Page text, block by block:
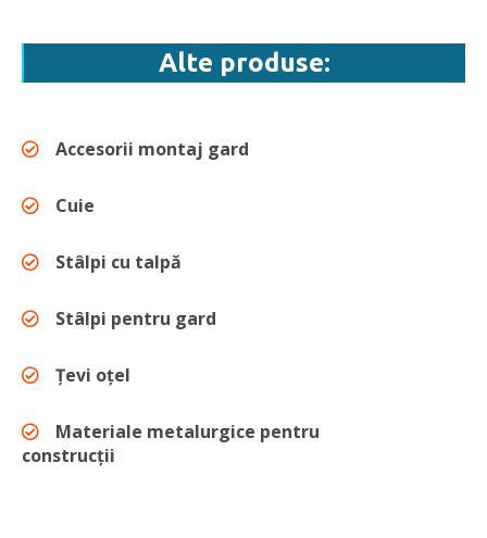
Alte produse:
Accesorii montaj gard
Cuie
Stâlpi cu talpă
Stâlpi pentru gard
Țevi oțel
Materiale metalurgice pentru
construcții